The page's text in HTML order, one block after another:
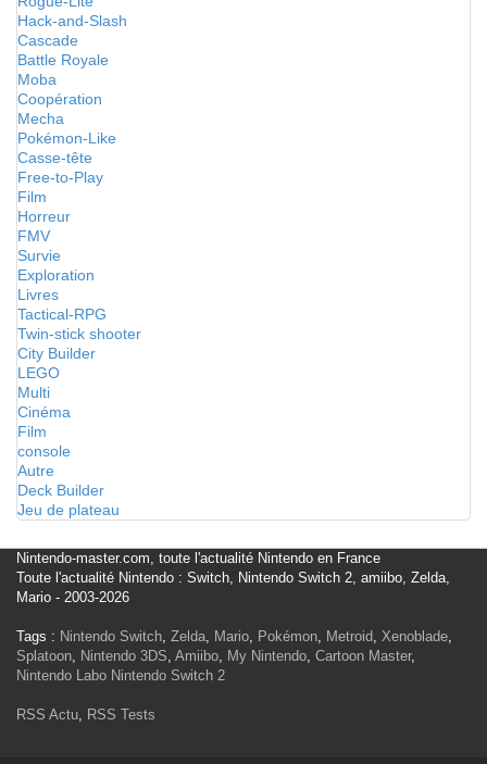
Hack-and-Slash
Cascade
Battle Royale
Moba
Coopération
Mecha
Pokémon-Like
Casse-tête
Free-to-Play
Film
Horreur
FMV
Survie
Exploration
Livres
Tactical-RPG
Twin-stick shooter
City Builder
LEGO
Multi
Cinéma
Film
console
Autre
Deck Builder
Jeu de plateau
Nintendo-master.com, toute l'actualité Nintendo en France
Toute l'actualité Nintendo : Switch, Nintendo Switch 2, amiibo, Zelda,
Mario - 2003-2026
Tags : Nintendo Switch, Zelda, Mario, Pokémon, Metroid, Xenoblade,
Splatoon, Nintendo 3DS, Amiibo, My Nintendo, Cartoon Master,
Nintendo Labo Nintendo Switch 2
RSS Actu, RSS Tests